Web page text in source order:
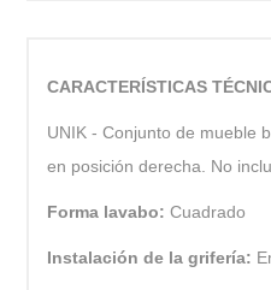
CARACTERÍSTICAS
UNIK - Conjunto de mueble
en posición derecha. No
Forma lavabo:Cuadrado
Instalación de la grifería: